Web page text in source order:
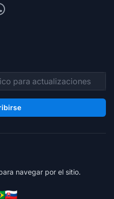
navegar por el sitio.